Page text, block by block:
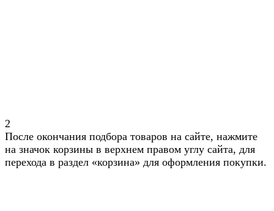
2
После окончания подбора товаров на сайте, нажмите
на значок корзины в верхнем правом углу сайта, для
перехода в раздел «корзина» для оформления покупки.